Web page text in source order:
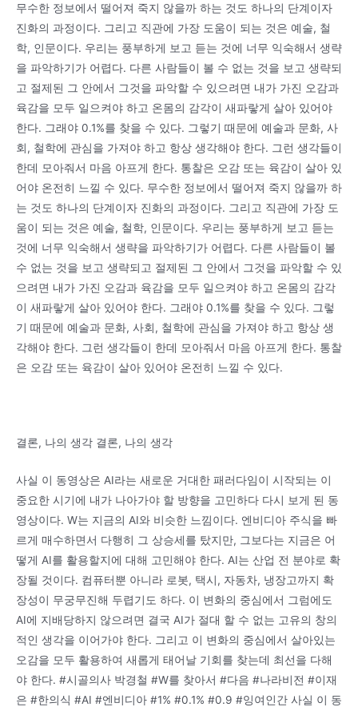
무수한 정보에서 떨어져 죽지 않을까 하는 것도 하나의 단계이자
진화의 과정이다. 그리고 직관에 가장 도움이 되는 것은 예술, 철
학, 인문이다. 우리는 풍부하게 보고 듣는 것에 너무 익숙해서 생략
을 파악하기가 어렵다. 다른 사람들이 볼 수 없는 것을 보고 생략되
고 절제된 그 안에서 그것을 파악할 수 있으려면 내가 가진 오감과
육감을 모두 일으켜야 하고 온몸의 감각이 새파랗게 살아 있어야
한다. 그래야 0.1%를 찾을 수 있다. 그렇기 때문에 예술과 문화, 사
회, 철학에 관심을 가져야 하고 항상 생각해야 한다. 그런 생각들이
한데 모아줘서 마음 아프게 한다. 통찰은 오감 또는 육감이 살아 있
어야 온전히 느낄 수 있다. 무수한 정보에서 떨어져 죽지 않을까 하
는 것도 하나의 단계이자 진화의 과정이다. 그리고 직관에 가장 도
움이 되는 것은 예술, 철학, 인문이다. 우리는 풍부하게 보고 듣는
것에 너무 익숙해서 생략을 파악하기가 어렵다. 다른 사람들이 볼
수 없는 것을 보고 생략되고 절제된 그 안에서 그것을 파악할 수 있
으려면 내가 가진 오감과 육감을 모두 일으켜야 하고 온몸의 감각
이 새파랗게 살아 있어야 한다. 그래야 0.1%를 찾을 수 있다. 그렇
기 때문에 예술과 문화, 사회, 철학에 관심을 가져야 하고 항상 생
각해야 한다. 그런 생각들이 한데 모아줘서 마음 아프게 한다. 통찰
은 오감 또는 육감이 살아 있어야 온전히 느낄 수 있다.
결론, 나의 생각 결론, 나의 생각
사실 이 동영상은 AI라는 새로운 거대한 패러다임이 시작되는 이
중요한 시기에 내가 나아가야 할 방향을 고민하다 다시 보게 된 동
영상이다. W는 지금의 AI와 비슷한 느낌이다. 엔비디아 주식을 빠
르게 매수하면서 다행히 그 상승세를 탔지만, 그보다는 지금은 어
떻게 AI를 활용할지에 대해 고민해야 한다. AI는 산업 전 분야로 확
장될 것이다. 컴퓨터뿐 아니라 로봇, 택시, 자동차, 냉장고까지 확
장성이 무궁무진해 두렵기도 하다. 이 변화의 중심에서 그럼에도
AI에 지배당하지 않으려면 결국 AI가 절대 할 수 없는 고유의 창의
적인 생각을 이어가야 한다. 그리고 이 변화의 중심에서 살아있는
오감을 모두 활용하여 새롭게 태어날 기회를 찾는데 최선을 다해
야 한다. #시골의사 박경철 #W를 찾아서 #다음 #나라비전 #이재
은 #한의식 #AI #엔비디아 #1% #0.1% #0.9 #잉여인간 사실 이 동